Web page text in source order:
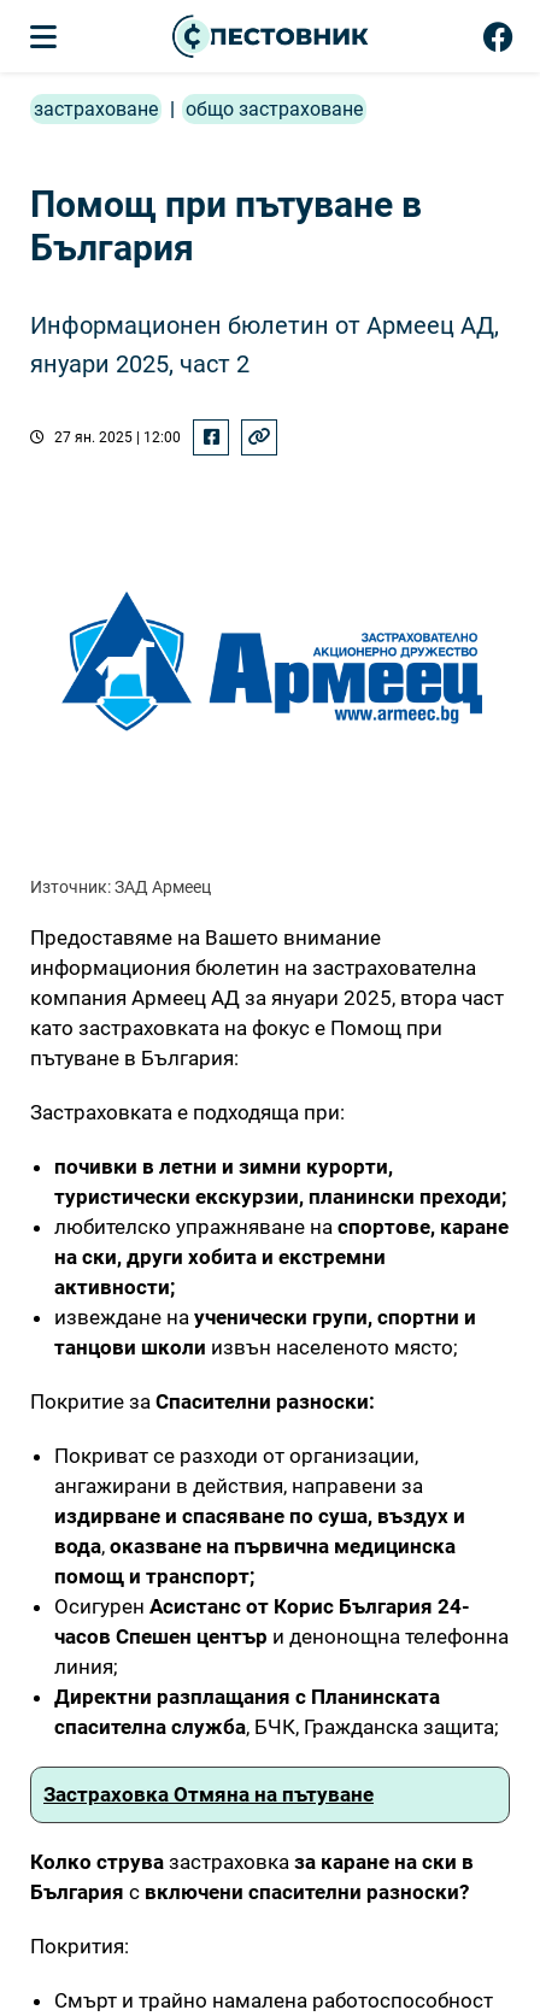
застраховане | общо застраховане
Помощ при пътуване в
България
Информационен бюлетин от Армеец АД,
януари 2025, част 2
27 ян. 2025 | 12:00
Източник: ЗАД Армеец
Предоставяме на Вашето внимание
информациония бюлетин на застрахователна
компания Армеец АД за януари 2025, втора част
като застраховката на фокус е Помощ при
пътуване в България:
Застраховката е подходяща при:
почивки в летни и зимни курорти,
туристически екскурзии, планински преходи;
любителско упражняване на спортове, каране
на ски, други хобита и екстремни
активности;
извеждане на ученически групи, спортни и
танцови школи извън населеното място;
Покритие за Спасителни разноски:
Покриват се разходи от организации,
ангажирани в действия, направени за
издирване и спасяване по суша, въздух и
вода, оказване на първична медицинска
помощ и транспорт;
Осигурен Асистанс от Корис България 24-
часов Спешен център и денонощна телефонна
линия;
Директни разплащания с Планинската
спасителна служба, БЧК, Гражданска защита;
Застраховка Отмяна на пътуване
Колко струва застраховка за каране на ски в
България с включени спасителни разноски?
Покрития:
Смърт и трайно намалена работоспособност